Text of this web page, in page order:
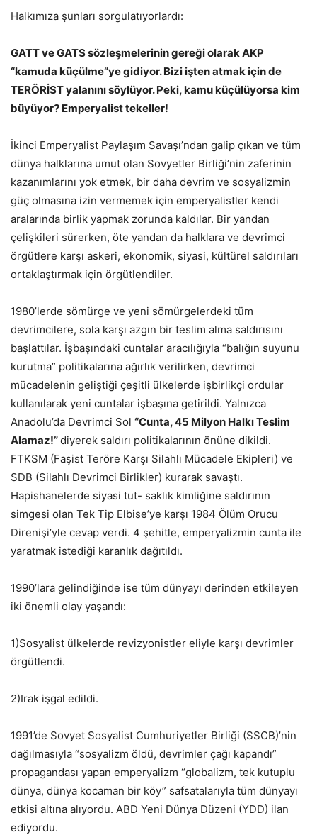
Halkımıza şunları sorgulatıyorlardı:
GATT ve GATS sözleşmelerinin gereği olarak AKP
“kamuda küçülme”ye gidiyor. Bizi işten atmak için de
TERÖRİST yalanını söylüyor. Peki, kamu küçülüyorsa kim
büyüyor? Emperyalist tekeller!
İkinci Emperyalist Paylaşım Savaşı’ndan galip çıkan ve tüm
dünya halklarına umut olan Sovyetler Birliği’nin zaferinin
kazanımlarını yok etmek, bir daha devrim ve sosyalizmin
güç olmasına izin vermemek için emperyalistler kendi
aralarında birlik yapmak zorunda kaldılar. Bir yandan
çelişkileri sürerken, öte yandan da halklara ve devrimci
örgütlere karşı askeri, ekonomik, siyasi, kültürel saldırıları
ortaklaştırmak için örgütlendiler.
1980’lerde sömürge ve yeni sömürgelerdeki tüm
devrimcilere, sola karşı azgın bir teslim alma saldırısını
başlattılar. İşbaşındaki cuntalar aracılığıyla “balığın suyunu
kurutma” politikalarına ağırlık verilirken, devrimci
mücadelenin geliştiği çeşitli ülkelerde işbirlikçi ordular
kullanılarak yeni cuntalar işbaşına getirildi. Yalnızca
Anadolu’da Devrimci Sol “Cunta, 45 Milyon Halkı Teslim
Alamaz!”diyerek saldırı politikalarının önüne dikildi.
FTKSM (Faşist Teröre Karşı Silahlı Mücadele Ekipleri) ve
SDB (Silahlı Devrimci Birlikler) kurarak savaştı.
Hapishanelerde siyasi tut- saklık kimliğine saldırının
simgesi olan Tek Tip Elbise’ye karşı 1984 Ölüm Orucu
Direnişi’yle cevap verdi. 4 şehitle, emperyalizmin cunta ile
yaratmak istediği karanlık dağıtıldı.
1990’lara gelindiğinde ise tüm dünyayı derinden etkileyen
iki önemli olay yaşandı:
1)Sosyalist ülkelerde revizyonistler eliyle karşı devrimler
örgütlendi.
2)Irak işgal edildi.
1991’de Sovyet Sosyalist Cumhuriyetler Birliği (SSCB)’nin
dağılmasıyla “sosyalizm öldü, devrimler çağı kapandı”
propagandası yapan emperyalizm “globalizm, tek kutuplu
dünya, dünya kocaman bir köy” safsatalarıyla tüm dünyayı
etkisi altına alıyordu. ABD Yeni Dünya Düzeni (YDD) ilan
ediyordu.